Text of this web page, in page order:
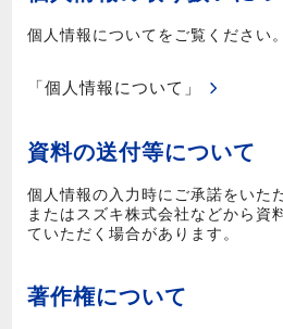
個人情報についてをご覧ください。
「個人情報について」
資料の送付等について
個人情報の入力時にご承諾をいた
またはスズキ株式会社などから資
ていただく場合があります。
著作権について